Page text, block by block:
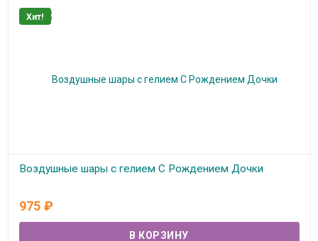
Хит!
Воздушные шары с гелием С Рождением Дочки
975 ₽